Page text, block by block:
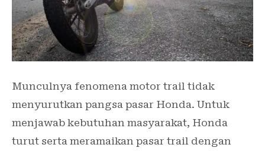
Munculnya fenomena motor trail tidak
menyurutkan pangsa pasar Honda. Untuk
menjawab kebutuhan masyarakat, Honda
turut serta meramaikan pasar trail dengan